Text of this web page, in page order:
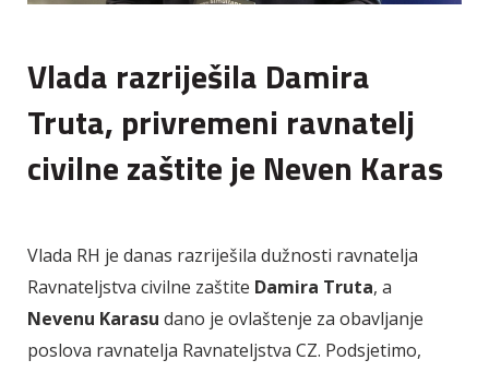
Vlada razriješila Damira
Truta, privremeni ravnatelj
civilne zaštite je Neven Karas
Vlada RH je danas razriješila dužnosti ravnatelja
Ravnateljstva civilne zaštite Damira Truta, a
Nevenu Karasu dano je ovlaštenje za obavljanje
poslova ravnatelja Ravnateljstva CZ. Podsjetimo,